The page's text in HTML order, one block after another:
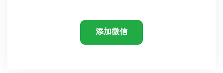
添加微信